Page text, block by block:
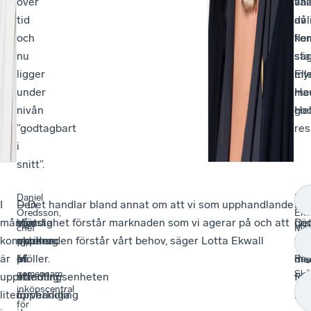
tid
och
nu
ligger
under
nivån
”godtagbart
i
snitt”.
av
I
många
kommuner
är
upphandlingsenheten
liten,
Daniel
Oredsson,
chef
för
en
gemensam
inköpscentral
för
–
Vårt
uppdrag
är
att
förverkliga
Den
största
aktören
på
offentlig
upphandling
– Det handlar bland annat om att vi som upphandlande
myndighet förstår marknaden som vi agerar på och att
marknaden förstår vårt behov, säger Lotta Ekwall
Möller.
–